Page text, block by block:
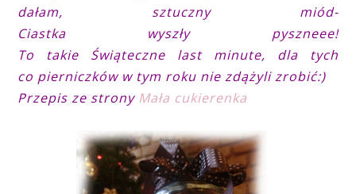
dałam, sztuczny miód-
Ciastka wyszły pyszneee!
To takie Świąteczne last minute, dla tych
co pierniczków w tym roku nie zdążyli zrobić:)
Przepis ze strony Mała cukierenka